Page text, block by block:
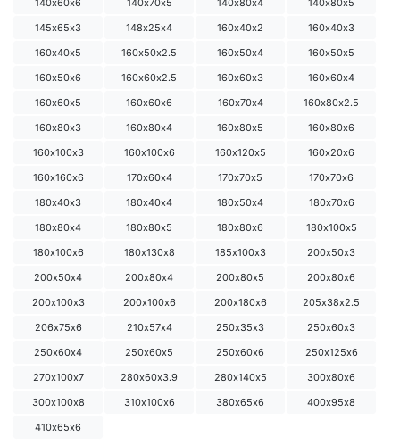
145х65х3
148х25х4 160х40х2
160х40х3
160х40х5
160х50х2.5 160х50х4
160х50х5
160х50х6
160х60х2.5 160х60х3
160х60х4
160х60х5
160х60х6 160х70х4
160х80х2.5
160х80х3
160х80х4 160х80х5
160х80х6
160х100х3
160х100х6 160х120х5
160х20х6
160х160х6
170х60х4 170х70х5
170х70х6
180х40х3
180х40х4 180х50х4
180х70х6
180х80х4
180х80х5 180х80х6
180х100х5
180х100х6
180х130х8 185х100х3
200х50х3
200х50х4
200х80х4 200х80х5
200х80х6
200х100х3
200х100х6 200х180х6
205х38х2.5
206х75х6
210х57х4 250х35х3
250х60х3
250х60х4
250х60х5 250х60х6
250х125х6
270х100х7
280х60х3.9 280х140х5
300х80х6
300х100х8
310х100х6 380х65х6
400х95х8
410х65х6